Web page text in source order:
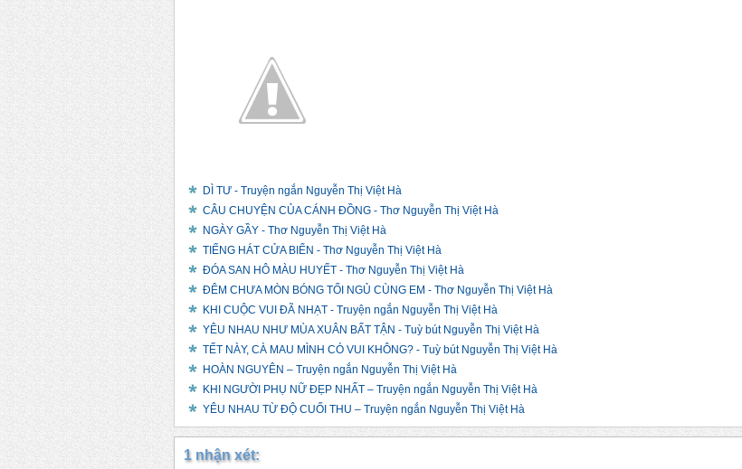
DÌ TƯ - Truyện ngắn Nguyễn Thị Việt Hà
CÂU CHUYỆN CỦA CÁNH ĐỒNG - Thơ Nguyễn Thị Việt Hà
NGÀY GẦY - Thơ Nguyễn Thị Việt Hà
TIẾNG HÁT CỬA BIỂN - Thơ Nguyễn Thị Việt Hà
ĐÓA SAN HÔ MÀU HUYẾT - Thơ Nguyễn Thị Việt Hà
ĐÊM CHƯA MÒN BÓNG TỐI NGỦ CÙNG EM - Thơ Nguyễn Thị Việt Hà
KHI CUỘC VUI ĐÃ NHẠT - Truyện ngắn Nguyễn Thị Việt Hà
YÊU NHAU NHƯ MÙA XUÂN BẤT TẬN - Tuỳ bút Nguyễn Thị Việt Hà
TẾT NÀY, CÀ MAU MÌNH CÓ VUI KHÔNG? - Tuỳ bút Nguyễn Thị Việt Hà
HOÀN NGUYÊN – Truyện ngắn Nguyễn Thị Việt Hà
KHI NGƯỜI PHỤ NỮ ĐẸP NHẤT – Truyện ngắn Nguyễn Thị Việt Hà
YÊU NHAU TỪ ĐỘ CUỐI THU – Truyện ngắn Nguyễn Thị Việt Hà
1 nhận xét: